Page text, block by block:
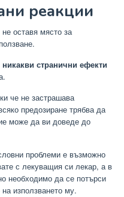
реакции
не оставя място за
никакви странични ефекти
че не застрашава
предозиране трябва да
може да ви доведе до
проблеми е възможно
с лекуващия си лекар, а в
необходимо да се потърси
използването му.